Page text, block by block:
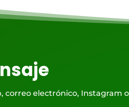
electrónico, Instagram